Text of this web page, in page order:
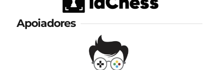
Apoiadores